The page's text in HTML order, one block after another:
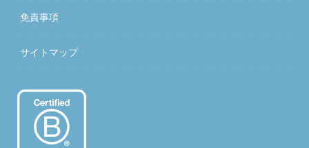
免責事項
サイトマップ